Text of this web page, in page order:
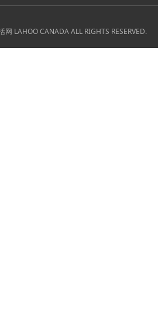
LAHOO CANADA ALL RIGHTS RESERVED.